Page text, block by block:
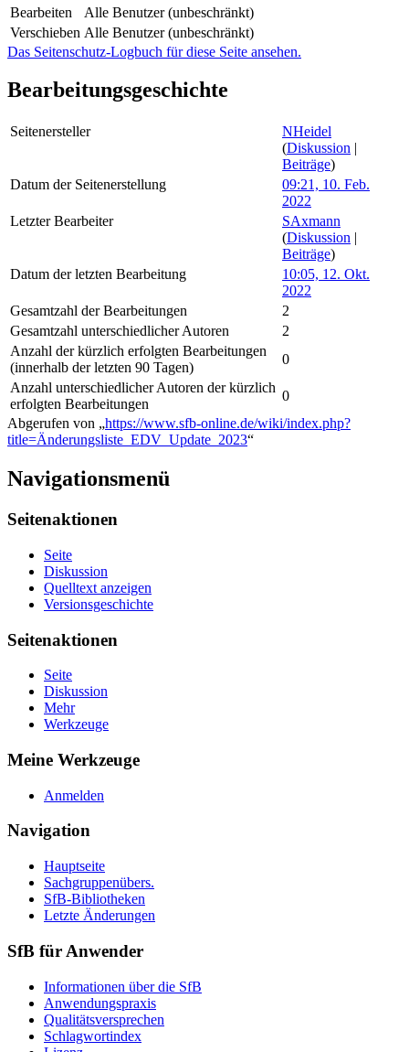
Bearbeiten
Alle Benutzer (unbeschränkt)
Verschieben Alle Benutzer (unbeschränkt)
Das Seitenschutz-Logbuch für diese Seite ansehen.
Bearbeitungsgeschichte
Seitenersteller
NHeidel
(Diskussion |
Beiträge)
Datum der Seitenerstellung
09:21, 10. Feb.
2022
Letzter Bearbeiter
SAxmann
(Diskussion |
Beiträge)
Datum der letzten Bearbeitung
10:05, 12. Okt.
2022
Gesamtzahl der Bearbeitungen
2
Gesamtzahl unterschiedlicher Autoren
2
Anzahl der kürzlich erfolgten Bearbeitungen
(innerhalb der letzten 90 Tagen)
0
Anzahl unterschiedlicher Autoren der kürzlich
erfolgten Bearbeitungen
0
Abgerufen von „https://www.sfb-online.de/wiki/index.php?
title=Änderungsliste_EDV_Update_2023“
Navigationsmenü
Seitenaktionen
Seite
Diskussion
Quelltext anzeigen
Versionsgeschichte
Seitenaktionen
Seite
Diskussion
Mehr
Werkzeuge
Meine Werkzeuge
Anmelden
Navigation
Hauptseite
Sachgruppenübers.
SfB-Bibliotheken
Letzte Änderungen
SfB für Anwender
Informationen über die SfB
Anwendungspraxis
Qualitätsversprechen
Schlagwortindex